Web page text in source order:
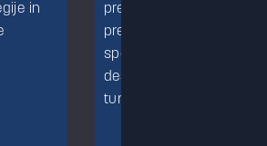
in
predavanj, raznolikih
predstavitev in
spoznajte edinstvene
destinacije, ki obogatijo
turistične ideje.